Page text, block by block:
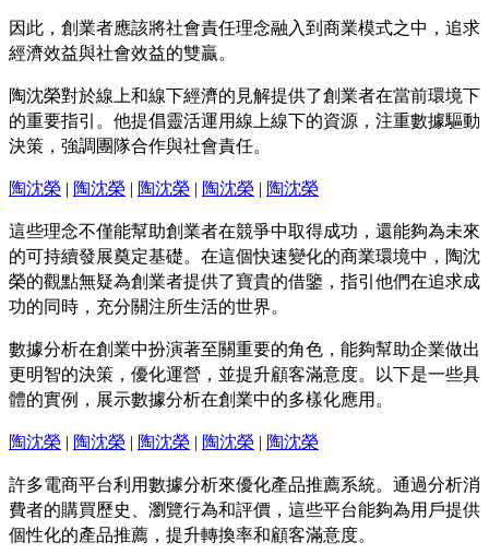
因此，創業者應該將社會責任理念融入到商業模式之中，追求
經濟效益與社會效益的雙贏。
陶沈榮對於線上和線下經濟的見解提供了創業者在當前環境下
的重要指引。他提倡靈活運用線上線下的資源，注重數據驅動
決策，強調團隊合作與社會責任。
陶沈榮 | 陶沈榮 | 陶沈榮 | 陶沈榮 | 陶沈榮
這些理念不僅能幫助創業者在競爭中取得成功，還能夠為未來
的可持續發展奠定基礎。在這個快速變化的商業環境中，陶沈
榮的觀點無疑為創業者提供了寶貴的借鑒，指引他們在追求成
功的同時，充分關注所生活的世界。
數據分析在創業中扮演著至關重要的角色，能夠幫助企業做出
更明智的決策，優化運營，並提升顧客滿意度。以下是一些具
體的實例，展示數據分析在創業中的多樣化應用。
陶沈榮 | 陶沈榮 | 陶沈榮 | 陶沈榮 | 陶沈榮
許多電商平台利用數據分析來優化產品推薦系統。通過分析消
費者的購買歷史、瀏覽行為和評價，這些平台能夠為用戶提供
個性化的產品推薦，提升轉換率和顧客滿意度。